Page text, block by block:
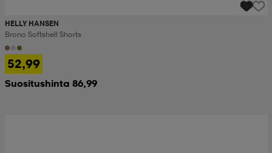
HELLY HANSEN
Brono Softshell Shorts
52,99
Suositushinta 86,99